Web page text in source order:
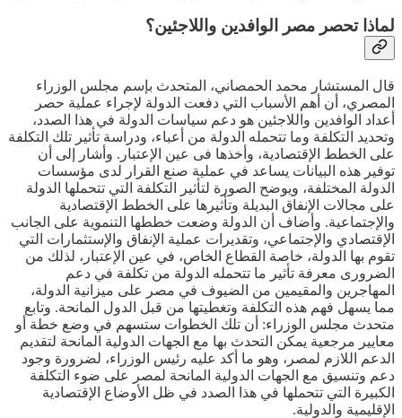
لماذا تحصر مصر الوافدين واللاجئين؟
قال المستشار محمد الحمصاني، المتحدث بإسم مجلس الوزراء
المصري، أن أهم الأسباب التي دفعت الدولة لإجراء عملية حصر
أعداد الوافدين واللاجئين هو دعم سياسات الدولة في هذا الصدد،
وتحديد التكلفة وما تتحمله الدولة من أعباء، ودراسة تأثير تلك التكلفة
على الخطط الإقتصادية، وأخذها فى عين الإعتبار. وأشار إلى أن
توفير هذه البيانات يساعد في عملية صنع القرار لدى مؤسسات
الدولة المختلفة، ويوضح الصورة لتأثير التكلفة التي تتحملها الدولة
على مجالات الإنفاق البديلة وتأثيرها على الخطط الإقتصادية
والإجتماعية. وأضاف أن الدولة وضعت خططها التنموية على الجانب
الإقتصادي والإجتماعي، وتقديرات عملية الإنفاق والإستثمارات التي
تقوم بها الدولة، خاصة القطاع الخاص، في عين الإعتبار، لذلك من
الضرورى معرفة تأثير ما تتحمله الدولة من تكلفة في دعم
المهاجرين والمقيمين من الضيوف في مصر على ميزانية الدولة،
مما يسهل فهم هذه التكلفة وتغطيتها من قبل الدول المانحة. وتابع
متحدث مجلس الوزراء: أن تلك الخطوات ستسهم في وضع خطة أو
معايير مرجعية يمكن التحدث بها مع الجهات الدولية المانحة لتقديم
الدعم اللازم لمصر، وهو ما أكد عليه رئيس الوزراء، لضرورة وجود
دعم وتنسيق مع الجهات الدولية المانحة لمصر على ضوء التكلفة
الكبيرة التي تتحملها في هذا الصدد في ظل الأوضاع الإقتصادية
الإقليمية والدولية.